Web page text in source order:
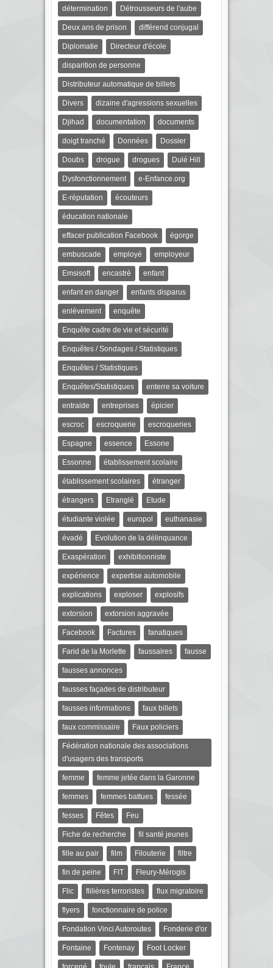
détermination Détrousseurs de l'aube
Deux ans de prison différend conjugal
Diplomatie Directeur d'école
disparition de personne
Distributeur automatique de billets
Divers dizaine d'agressions sexuelles
Djihad documentation documents
doigt tranché Données Dossier
Doubs drogue drogues Dulé Hill
Dysfonctionnement e-Enfance.org
E-réputation écouteurs
éducation nationale
effacer publication Facebook égorge
embuscade employé employeur
Emsisoft encastré enfant
enfant en danger enfants disparus
enlèvement enquête
Enquête cadre de vie et sécurité
Enquêtes / Sondages / Statistiques
Enquêtes / Statistiques
Enquêtes/Statistiques enterre sa voiture
entraide entreprises épicier
escroc escroquerie escroqueries
Espagne essence Essone
Essonne établissement scolaire
établissement scolaires étranger
étrangers Etranglé Etude
étudiante violée europol euthanasie
évadé Evolution de la délinquance
Exaspération exhibitionniste
expérience expertise automobile
explications exploser explosifs
extorsion extorsion aggravée
Facebook Factures fanatiques
Farid de la Morlette faussaires fausse
fausses annonces
fausses façades de distributeur
fausses informations faux billets
faux commissaire Faux policiers
Fédération nationale des associations
d'usagers des transports
femme femme jetée dans la Garonne
femmes femmes battues fessée
fesses Fêtes Feu
Fiche de recherche fil santé jeunes
fille au pair film Filouterie filtre
fin de peine FIT Fleury-Mérogis
Flic flilières terroristes flux migratoire
flyers fonctionnaire de police
Fondation Vinci Autoroutes Fonderie d'or
Fontaine Fontenay Foot Locker